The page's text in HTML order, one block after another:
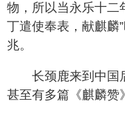
物，所以当永乐十二
丁遣使奉表，献麒麟
兆。
长颈鹿来到中国
甚至有多篇《麒麟赞